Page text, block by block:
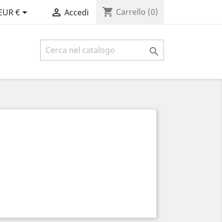
€  Accedi shopping_cart Carrello (0)
